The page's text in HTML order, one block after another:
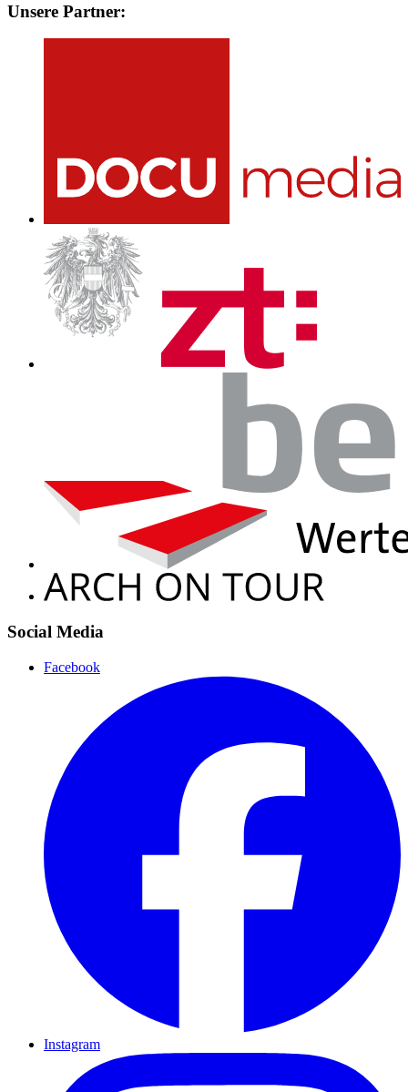
Unsere Partner:
Social Media
Facebook
Instagram